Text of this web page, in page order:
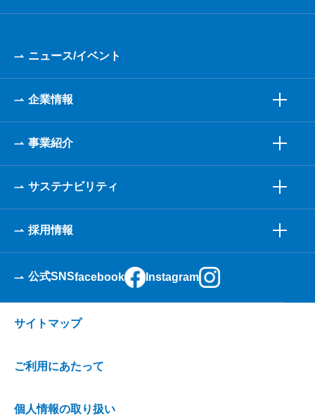
ニュース/イベント
企業情報
事業紹介
サステナビリティ
採用情報
公式SNSfacebook Instagram
サイトマップ
ご利用にあたって
個人情報の取り扱い